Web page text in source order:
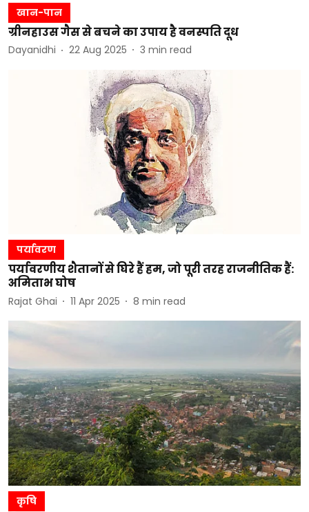
खान-पान
ग्रीनहाउस गैस से बचने का उपाय है वनस्पति दूध
Dayanidhi 22 Aug 2025 3 min read
पर्यावरण
पर्यावरणीय शैतानों से घिरे हैं हम, जो पूरी तरह राजनीतिक हैं:
अमिताभ घोष
Rajat Ghai 11 Apr 2025 8 min read
कृषि